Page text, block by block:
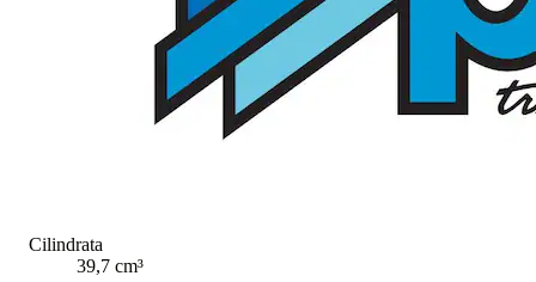
Cilindrata
39,7 cm³